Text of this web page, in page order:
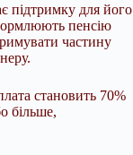
підтримку для його
пенсію
частину
становить 70%
більше,